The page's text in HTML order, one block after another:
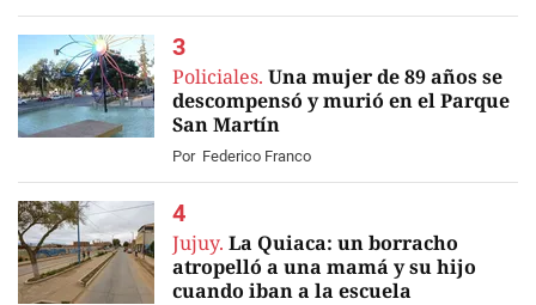
Policiales. Una mujer de 89 años se
descompensó y murió en el Parque
San Martín
Por Federico Franco
Jujuy. La Quiaca: un borracho
atropelló a una mamá y su hijo
cuando iban a la escuela